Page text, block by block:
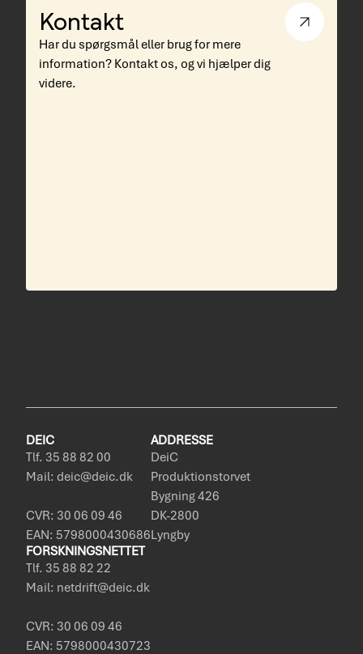
Kontakt
Har du spørgsmål eller brug for mere
information? Kontakt os, og vi hjælper dig
videre.
DEIC
Tlf. 35 88 82 00
Mail: deic@deic.dk
CVR: 30 06 09 46
EAN: 5798000430686
ADDRESSE
DeiC
Produktionstorvet
Bygning 426
DK-2800
Lyngby
FORSKNINGSNETTET
Tlf. 35 88 82 22
Mail: netdrift@deic.dk
CVR: 30 06 09 46
EAN: 5798000430723